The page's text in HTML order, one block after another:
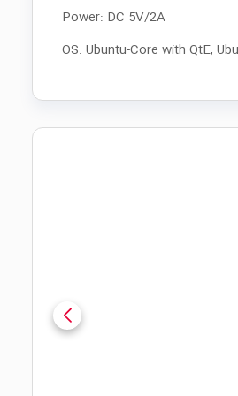
Power: DC 5V/2A
OS: Ubuntu-Core with QtE,